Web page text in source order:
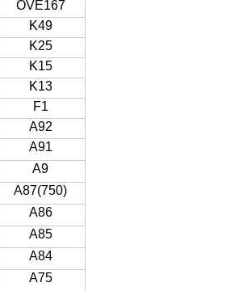
OVE167
K49
K25
K15
K13
F1
A92
A91
A9
A87(750)
A86
A85
A84
A75